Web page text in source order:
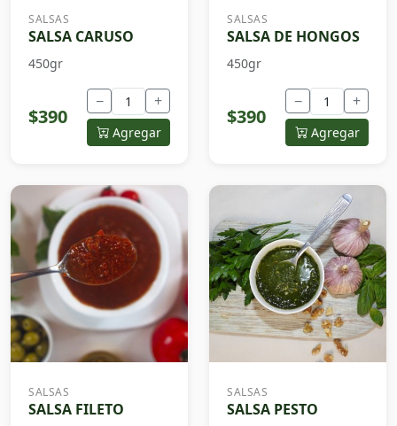
SALSAS
SALSA CARUSO
450gr
$390
− +
Agregar
SALSAS
SALSA DE HONGOS
450gr
$390
− +
Agregar
SALSAS
SALSA FILETO
SALSAS
SALSA PESTO